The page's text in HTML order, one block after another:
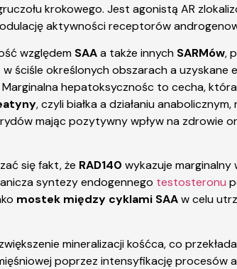
krokowego. Jest agonistą AR
aktywności receptorów
względem SAAa także innych SARMów,
ściśle określonych obszarach a uzyskane
Marginalna hepatoksycznośc to cecha,
, czyli białka a działaniu
mając pozytywny wpływ na zdrowie
się fakt, że RAD140 wykazuje marginalny
syntezy endogennego testosteronu
mostek między cyklami SAAw celu
mineralizacji kośćca, co
poprzez intensyfikację procesów